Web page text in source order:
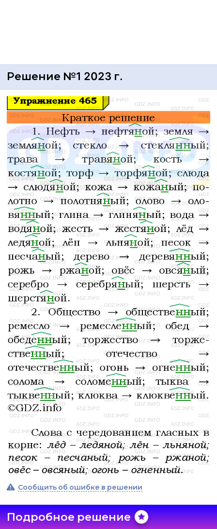
Решение №1 2023 г.
Сообщить об ошибке в решении
Подробное решение